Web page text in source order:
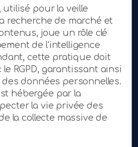
utilisé pour la veille
recherche de marché et
joue un rôle clé
de l'intelligence
cette pratique doit
RGPD, garantissant ainsi
données personnelles.
hébergée par la
la vie privée des
la collecte massive de